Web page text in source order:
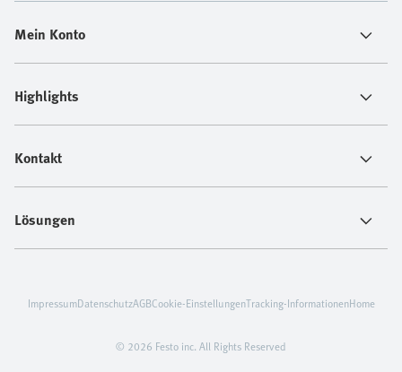
Mein Konto
Highlights
Kontakt
Lösungen
© 2026 Festo inc. All Rights Reserved
ImpressumDatenschutzAGBCookie-EinstellungenTracking-InformationenHome